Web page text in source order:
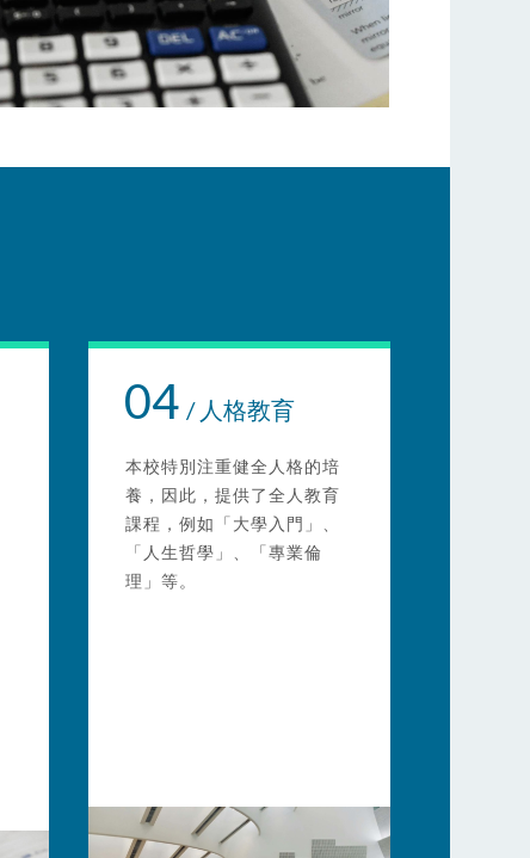
04 / 人格教育
本校特別注重健全人格的培
養，因此，提供了全人教育
課程，例如「大學入門」、
「人生哲學」、「專業倫
理」等。